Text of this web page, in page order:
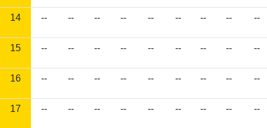
14 -- -- -- -- -- -- -- -- --
15 -- -- -- -- -- -- -- -- --
16 -- -- -- -- -- -- -- -- --
17 -- -- -- -- -- -- -- -- --